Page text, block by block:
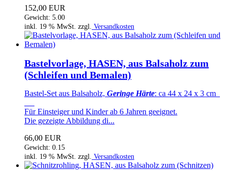
152,00 EUR
Gewicht: 5.00
inkl. 19 % MwSt. zzgl.
Versandkosten
Bastelvorlage, HASEN, aus Balsaholz zum
(Schleifen und Bemalen)
Bastel-Set aus Balsaholz, Geringe Härte: ca 44 x 24 x 3 cm
Für Einsteiger und Kinder ab 6 Jahren geeignet.
Die gezeigte Abbildung di...
66,00 EUR
Gewicht: 0.15
inkl. 19 % MwSt. zzgl. Versandkosten